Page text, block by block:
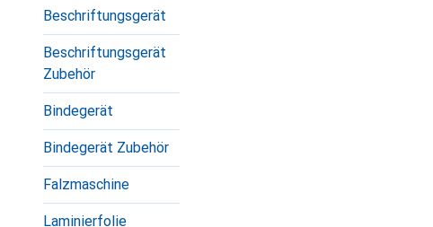
Beschriftungsgerät
Beschriftungsgerät
Zubehör
Bindegerät
Bindegerät Zubehör
Falzmaschine
Laminierfolie